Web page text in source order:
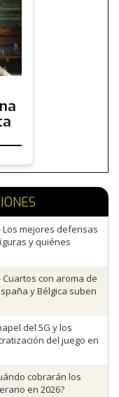
mejores defensas
y quiénes
con aroma de
y Bélgica suben
del 5G y los
del juego en
cobrarán los
en 2026?